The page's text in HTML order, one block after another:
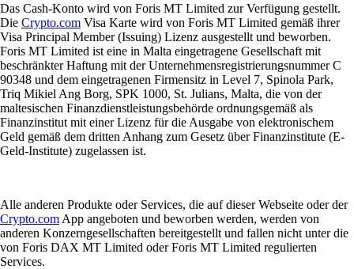
Das Cash-Konto wird von Foris MT Limited zur Verfügung gestellt.
Die Crypto.com Visa Karte wird von Foris MT Limited gemäß ihrer
Visa Principal Member (Issuing) Lizenz ausgestellt und beworben.
Foris MT Limited ist eine in Malta eingetragene Gesellschaft mit
beschränkter Haftung mit der Unternehmensregistrierungsnummer C
90348 und dem eingetragenen Firmensitz in Level 7, Spinola Park,
Triq Mikiel Ang Borg, SPK 1000, St. Julians, Malta, die von der
maltesischen Finanzdienstleistungsbehörde ordnungsgemäß als
Finanzinstitut mit einer Lizenz für die Ausgabe von elektronischem
Geld gemäß dem dritten Anhang zum Gesetz über Finanzinstitute (E-
Geld-Institute) zugelassen ist.
Alle anderen Produkte oder Services, die auf dieser Webseite oder der
Crypto.com App angeboten und beworben werden, werden von
anderen Konzerngesellschaften bereitgestellt und fallen nicht unter die
von Foris DAX MT Limited oder Foris MT Limited regulierten
Services.